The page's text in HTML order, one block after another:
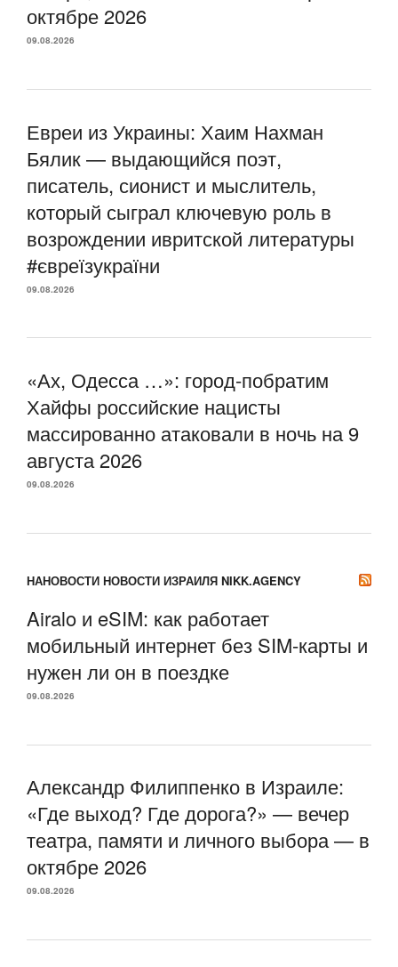
октябре 2026
09.08.2026
Евреи из Украины: Хаим Нахман
Бялик — выдающийся поэт,
писатель, сионист и мыслитель,
который сыграл ключевую роль в
возрождении ивритской литературы
#євреїзукраїни
09.08.2026
«Ах, Одесса …»: город-побратим
Хайфы российские нацисты
массированно атаковали в ночь на 9
августа 2026
09.08.2026
НАНОВОСТИ НОВОСТИ ИЗРАИЛЯ NIKK.AGENCY
Airalo и eSIM: как работает
мобильный интернет без SIM-карты и
нужен ли он в поездке
09.08.2026
Александр Филиппенко в Израиле:
«Где выход? Где дорога?» — вечер
театра, памяти и личного выбора — в
октябре 2026
09.08.2026